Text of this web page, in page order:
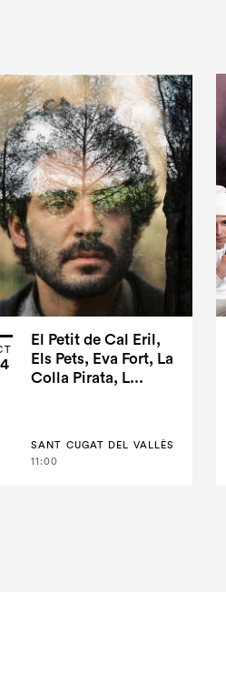
El Petit de Cal Eril,
Els Pets, Eva Fort, La
Colla Pirata, L...
SANT CUGAT DEL VALLÈS
11:00